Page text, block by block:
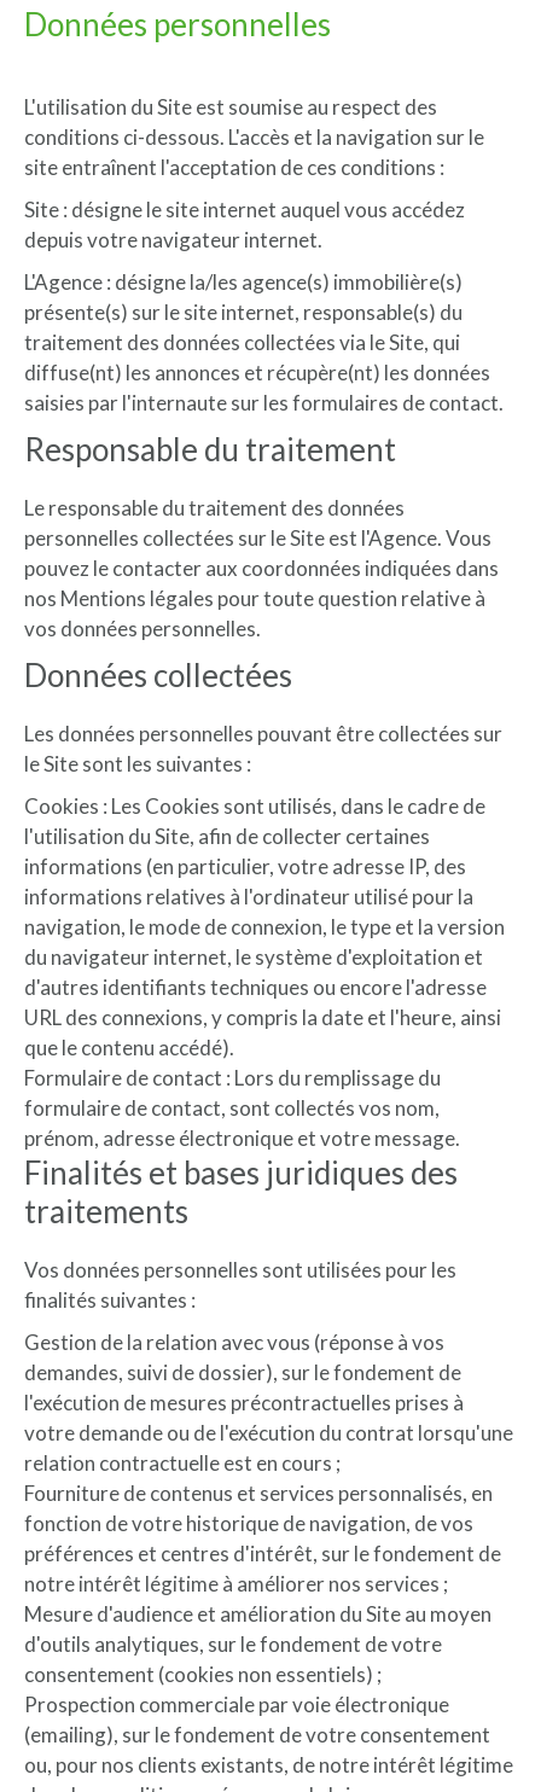
Données personnelles
L'utilisation du Site est soumise au respect des
conditions ci-dessous. L'accès et la navigation sur le
site entraînent l'acceptation de ces conditions :
Site : désigne le site internet auquel vous accédez
depuis votre navigateur internet.
L'Agence : désigne la/les agence(s) immobilière(s)
présente(s) sur le site internet, responsable(s) du
traitement des données collectées via le Site, qui
diffuse(nt) les annonces et récupère(nt) les données
saisies par l'internaute sur les formulaires de contact.
Responsable du traitement
Le responsable du traitement des données
personnelles collectées sur le Site est l'Agence. Vous
pouvez le contacter aux coordonnées indiquées dans
nos Mentions légales pour toute question relative à
vos données personnelles.
Données collectées
Les données personnelles pouvant être collectées sur
le Site sont les suivantes :
Cookies : Les Cookies sont utilisés, dans le cadre de
l'utilisation du Site, afin de collecter certaines
informations (en particulier, votre adresse IP, des
informations relatives à l'ordinateur utilisé pour la
navigation, le mode de connexion, le type et la version
du navigateur internet, le système d'exploitation et
d'autres identifiants techniques ou encore l'adresse
URL des connexions, y compris la date et l'heure, ainsi
que le contenu accédé).
Formulaire de contact : Lors du remplissage du
formulaire de contact, sont collectés vos nom,
prénom, adresse électronique et votre message.
Finalités et bases juridiques des
traitements
Vos données personnelles sont utilisées pour les
finalités suivantes :
Gestion de la relation avec vous (réponse à vos
demandes, suivi de dossier), sur le fondement de
l'exécution de mesures précontractuelles prises à
votre demande ou de l'exécution du contrat lorsqu'une
relation contractuelle est en cours ;
Fourniture de contenus et services personnalisés, en
fonction de votre historique de navigation, de vos
préférences et centres d'intérêt, sur le fondement de
notre intérêt légitime à améliorer nos services ;
Mesure d'audience et amélioration du Site au moyen
d'outils analytiques, sur le fondement de votre
consentement (cookies non essentiels) ;
Prospection commerciale par voie électronique
(emailing), sur le fondement de votre consentement
ou, pour nos clients existants, de notre intérêt légitime